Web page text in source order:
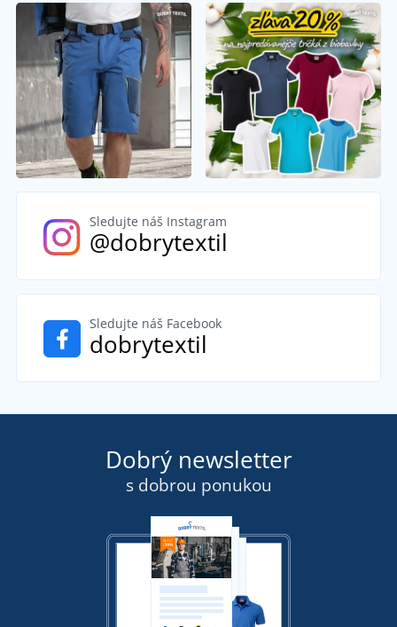
Sledujte náš Instagram
@dobrytextil
Sledujte náš Facebook
dobrytextil
Dobrý newsletter
s dobrou ponukou